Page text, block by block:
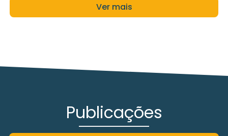
Ver mais
Publicações